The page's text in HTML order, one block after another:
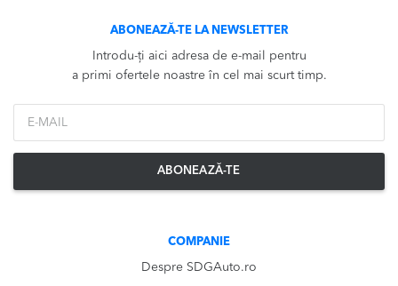
ABONEAZĂ-TE LA NEWSLETTER
Introdu-ți aici adresa de e-mail pentru
a primi ofertele noastre în cel mai scurt timp.
ABONEAZĂ-TE
COMPANIE
Despre SDGAuto.ro